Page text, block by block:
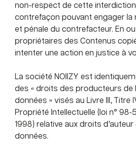
non-respect de cette
contrefaçon pouvant engager la
et pénale du contrefacteur. En
propriétaires des Contenus
intenter une action en justice à
La société NOIIZY est
des « droits des producteurs de
données » visés au Livre III, Titre
Propriété Intellectuelle (loi n° 98-
1998) relative aux droits
données.